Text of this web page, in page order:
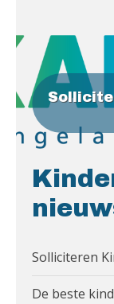
Solliciteren
De beste